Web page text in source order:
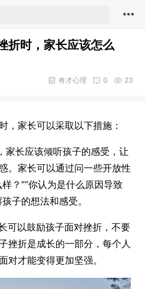
折时，家长应该怎么
23
0
奇才心理
，家长可以采取以下措施：
家长应该倾听孩子的感受，让
。家长可以通过问一些开放性
？”“你认为是什么原因导致
子的想法和感受。
可以鼓励孩子面对挫折，不要
挫折是成长的一部分，每个人
对才能变得更加坚强。